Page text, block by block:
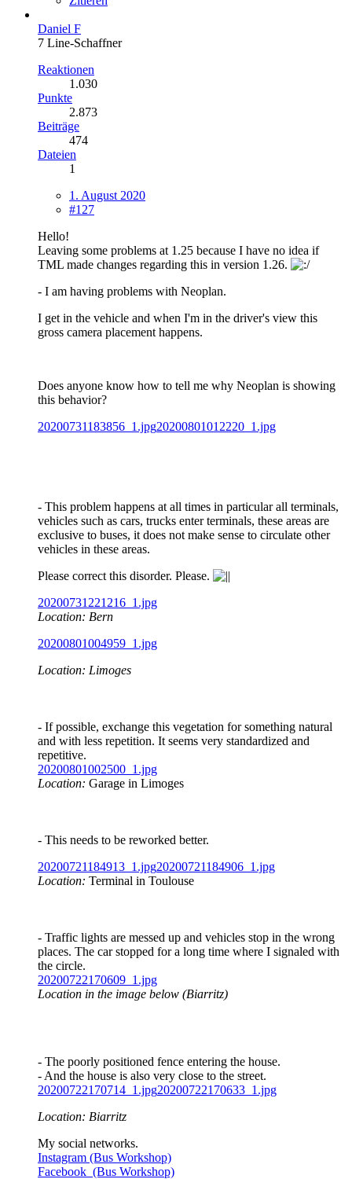
Daniel F
7 Line-Schaffner
Reaktionen
1.030
Punkte
2.873
Beiträge
474
Dateien
1
1. August 2020
#127
Hello!
Leaving some problems at 1.25 because I have no idea if
TML made changes regarding this in version 1.26.
- I am having problems with Neoplan.
I get in the vehicle and when I'm in the driver's view this
gross camera placement happens.
Does anyone know how to tell me why Neoplan is showing
this behavior?
20200731183856_1.jpg20200801012220_1.jpg
- This problem happens at all times in particular all terminals,
vehicles such as cars, trucks enter terminals, these areas are
exclusive to buses, it does not make sense to circulate other
vehicles in these areas.
Please correct this disorder. Please.
20200731221216_1.jpg
Location: Bern
20200801004959_1.jpg
Location: Limoges
- If possible, exchange this vegetation for something natural
and with less repetition. It seems very standardized and
repetitive.
20200801002500_1.jpg
Location: Garage in Limoges
- This needs to be reworked better.
20200721184913_1.jpg20200721184906_1.jpg
Location: Terminal in Toulouse
- Traffic lights are messed up and vehicles stop in the wrong
places. The car stopped for a long time where I signaled with
the circle.
20200722170609_1.jpg
Location in the image below (Biarritz)
- The poorly positioned fence entering the house.
- And the house is also very close to the street.
20200722170714_1.jpg20200722170633_1.jpg
Location: Biarritz
My social networks.
Instagram (Bus Workshop)
Facebook (Bus Workshop)